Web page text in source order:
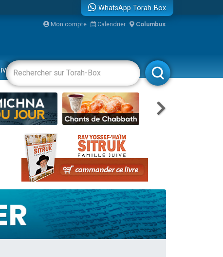
WhatsApp Torah-Box
Mon compte Calendrier Columbus
Livres Rabbanim